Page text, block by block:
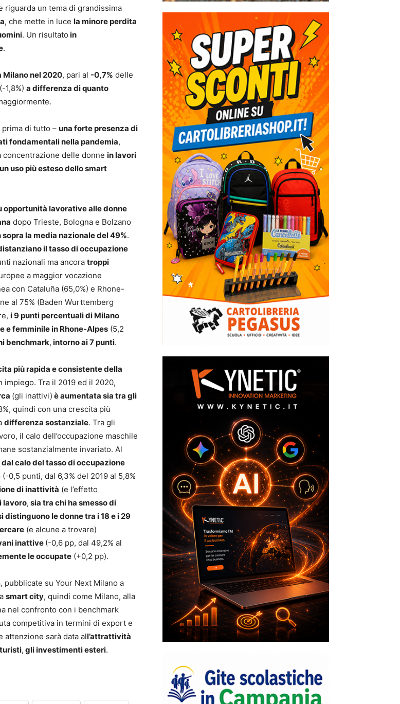
riguarda un tema di grandissima
, che mette in luce la minore perdita
. Un risultato in
.
Milano nel 2020, pari al -0,7% delle
(-1,8%) a differenza di quanto
di tutto – una forte presenza di
fondamentali nella pandemia,
concentrazione delle donne in lavori
uso più esteso dello smart
opportunità lavorative alle donne
dopo Trieste, Bologna e Bolzano
sopra la media nazionale del 49%.
il tasso di occupazione
nazionali ma ancora troppi
a maggior vocazione
con Cataluña (65,0%) e Rhone-
al 75% (Baden Wurttemberg
i 9 punti percentuali di Milano
e femminile in Rhone-Alpes (5,2
benchmark, intorno ai 7 punti.
più rapida e consistente della
Tra il 2019 ed il 2020,
(gli inattivi) è aumentata sia tra gli
quindi con una crescita più
differenza sostanziale. Tra gli
il calo dell’occupazione maschile
sostanzialmente invariato. Al
calo del tasso di occupazione
(-0,5 punti, dal 6,3% del 2019 al 5,8%
di inattività (e l’effetto
lavoro, sia tra chi ha smesso di
distinguono le donne tra i 18 e i 29
(e alcune a trovare)
inattive (-0,6 pp, dal 49,2% al
le occupate (+0,2 pp).
pubblicate su Your Next Milano a
smart city, quindi come Milano, alla
nel confronto con i benchmark
competitiva in termini di export e
sarà data all’attrattività
, gli investimenti esteri.